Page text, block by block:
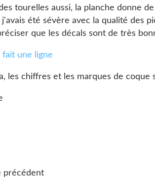
tourelles aussi, la planche donne
été sévère avec la qualité des
que les décals sont de très
les chiffres et les marques de coque
précédent